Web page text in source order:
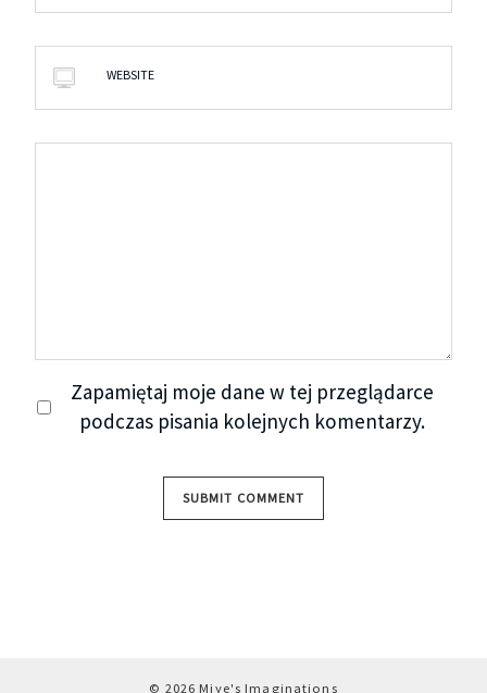
WEBSITE
Zapamiętaj moje dane w tej przeglądarce
podczas pisania kolejnych komentarzy.
© 2026 Miye's Imaginations